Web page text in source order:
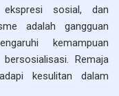
ekspresi sosial, dan
adalah gangguan
kemampuan
Remaja
kesulitan dalam